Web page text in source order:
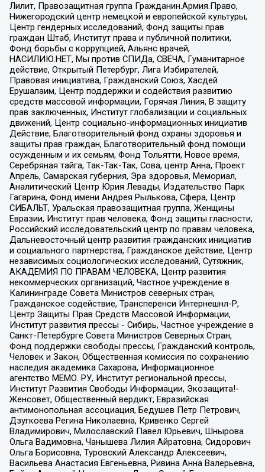
Лилит, Правозащитная группа Гражданин.Армия.Право,
Нижегородский центр немецкой и европейской культуры,
Центр гендерных исследований, Фонд защиты прав
граждан Штаб, Институт права и публичной политики,
Фонд борьбы с коррупцией, Альянс врачей,
НАСИЛИЮ.НЕТ, Мы против СПИДа, СВЕЧА, Гуманитарное
действие, Открытый Петербург, Лига Избирателей,
Правовая инициатива, Гражданский Союз, Хасдей
Ерушалаим, Центр поддержки и содействия развитию
средств массовой информации, Горячая Линия, В защиту
прав заключенных, Институт глобализации и социальных
движений, Центр социально-информационных инициатив
Действие, Благотворительный фонд охраны здоровья и
защиты прав граждан, Благотворительный фонд помощи
осужденным и их семьям, Фонд Тольятти, Новое время,
Серебряная тайга, Так-Так-Так, Сова, центр Анна, Проект
Апрель, Самарская губерния, Эра здоровья, Мемориал,
Аналитический Центр Юрия Левады, Издательство Парк
Гагарина, Фонд имени Андрея Рылькова, Сфера, Центр
СИБАЛЬТ, Уральская правозащитная группа, Женщины
Евразии, Институт прав человека, Фонд защиты гласности,
Российский исследовательский центр по правам человека,
Дальневосточный центр развития гражданских инициатив
и социального партнерства, Гражданское действие, Центр
независимых социологических исследований, Сутяжник,
АКАДЕМИЯ ПО ПРАВАМ ЧЕЛОВЕКА, Центр развития
некоммерческих организаций, Частное учреждение в
Калининграде Совета Министров северных стран,
Гражданское содействие, Трансперенси Интернешнл-Р,
Центр Защиты Прав Средств Массовой Информации,
Институт развития прессы - Сибирь, Частное учреждение в
Санкт-Петербурге Совета Министров Северных Стран,
Фонд поддержки свободы прессы, Гражданский контроль,
Человек и Закон, Общественная комиссия по сохранению
наследия академика Сахарова, Информационное
агентство МЕМО. РУ, Институт региональной прессы,
Институт Развития Свободы Информации, Экозащита!-
Женсовет, Общественный вердикт, Евразийская
антимонопольная ассоциация, Бедушев Петр Петрович,
Дзугкоева Регина Николаевна, Кривенко Сергей
Владимирович, Милославский Павел Юрьевич, Шнырова
Ольга Вадимовна, Чанышева Лилия Айратовна, Сидорович
Ольга Борисовна, Туровский Александр Алексеевич,
Васильева Анастасия Евгеньевна, Ривина Анна Валерьевна,